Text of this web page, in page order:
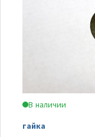
В наличии
гайка